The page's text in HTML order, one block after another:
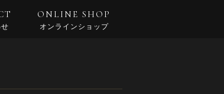
ONLINE SHOP
オンラインショップ